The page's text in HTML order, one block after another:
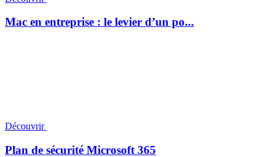
Mac en entreprise : le levier d’un po...
Découvrir
Plan de sécurité Microsoft 365